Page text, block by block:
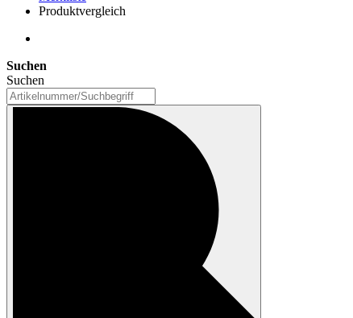
Produktvergleich
Suchen
Suchen